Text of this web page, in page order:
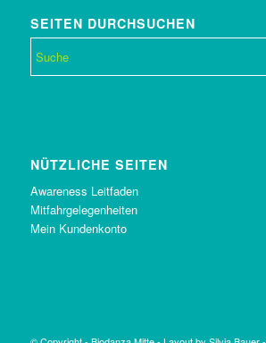
SEITEN DURCHSUCHEN
NÜTZLICHE SEITEN
Awareness Leitfaden
Mitfahrgelegenheiten
Mein Kundenkonto